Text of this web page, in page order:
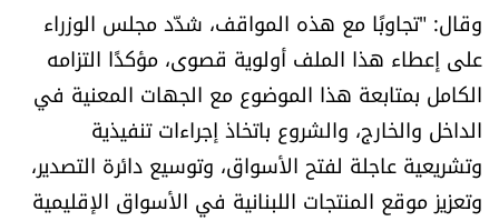
وقال: "تجاوبًا مع هذه المواقف، شدّد مجلس الوزراء
على إعطاء هذا الملف أولوية قصوى، مؤكدًا التزامه
الكامل بمتابعة هذا الموضوع مع الجهات المعنية في
الداخل والخارج، والشروع باتخاذ إجراءات تنفيذية
وتشريعية عاجلة لفتح الأسواق، وتوسيع دائرة التصدير،
وتعزيز موقع المنتجات اللبنانية في الأسواق الإقليمية